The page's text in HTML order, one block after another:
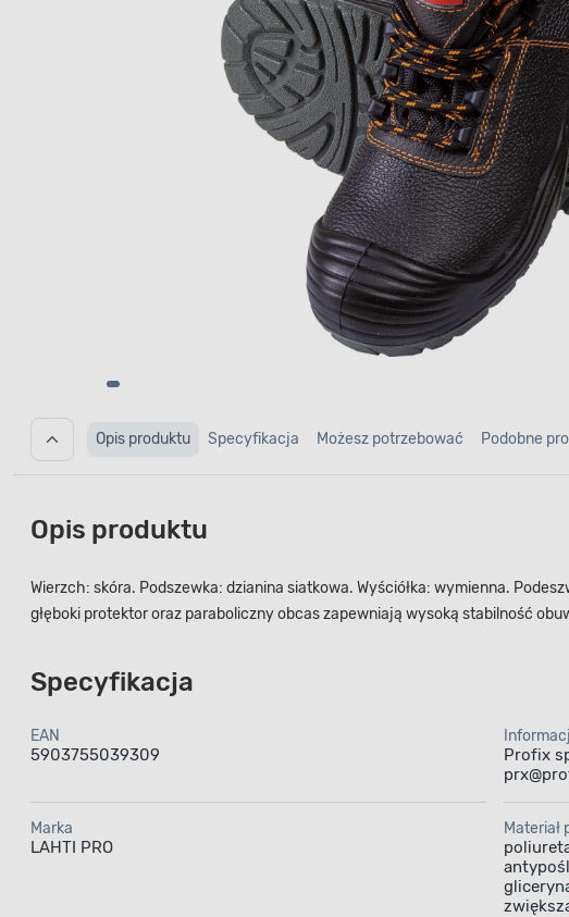
Opis produktu Specyfikacja Możesz potrzebować Podobne
Opis produktu
Wierzch: skóra. Podszewka: dzianina siatkowa. Wyściółka: wymienna.
głęboki protektor oraz paraboliczny obcas zapewniają wysoką stabilność
Specyfikacja
EAN
5903755039309
Profix
Marka
LAHTI PRO
Materiał